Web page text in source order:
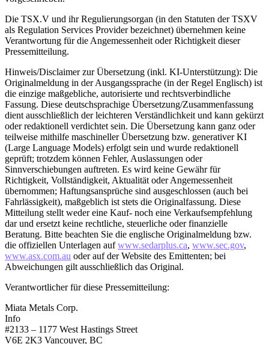
Die TSX.V und ihr Regulierungsorgan (in den Statuten der TSXV
als Regulation Services Provider bezeichnet) übernehmen keine
Verantwortung für die Angemessenheit oder Richtigkeit dieser
Pressemitteilung.
Hinweis/Disclaimer zur Übersetzung (inkl. KI-Unterstützung): Die
Originalmeldung in der Ausgangssprache (in der Regel Englisch) ist
die einzige maßgebliche, autorisierte und rechtsverbindliche
Fassung. Diese deutschsprachige Übersetzung/Zusammenfassung
dient ausschließlich der leichteren Verständlichkeit und kann gekürzt
oder redaktionell verdichtet sein. Die Übersetzung kann ganz oder
teilweise mithilfe maschineller Übersetzung bzw. generativer KI
(Large Language Models) erfolgt sein und wurde redaktionell
geprüft; trotzdem können Fehler, Auslassungen oder
Sinnverschiebungen auftreten. Es wird keine Gewähr für
Richtigkeit, Vollständigkeit, Aktualität oder Angemessenheit
übernommen; Haftungsansprüche sind ausgeschlossen (auch bei
Fahrlässigkeit), maßgeblich ist stets die Originalfassung. Diese
Mitteilung stellt weder eine Kauf- noch eine Verkaufsempfehlung
dar und ersetzt keine rechtliche, steuerliche oder finanzielle
Beratung. Bitte beachten Sie die englische Originalmeldung bzw.
die offiziellen Unterlagen aufwww.sedarplus.ca, www.sec.gov,
www.asx.com.au oder auf der Website des Emittenten; bei
Abweichungen gilt ausschließlich das Original.
Verantwortlicher für diese Pressemitteilung:
Miata Metals Corp.
Info
#2133 – 1177 West Hastings Street
V6E 2K3 Vancouver, BC